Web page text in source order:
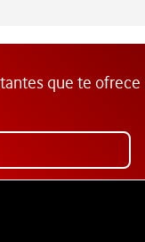
que te ofrece